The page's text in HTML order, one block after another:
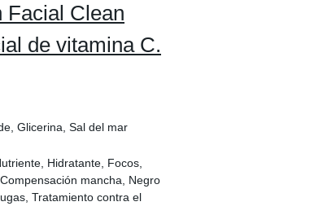
Facial Clean
de vitamina C.
Glicerina, Sal del mar
Hidratante, Focos,
mancha, Negro
Tratamiento contra el